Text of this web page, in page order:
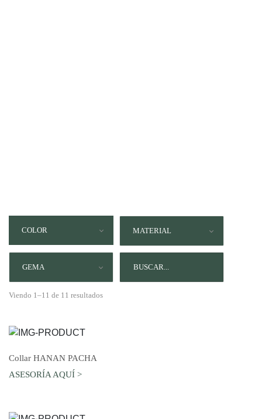
COLOR MATERIAL
GEMA
Viendo 1–11 de 11 resultados
Collar HANAN PACHA
ASESORÍA AQUÍ >